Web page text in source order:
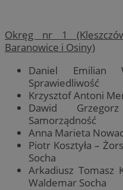
Okręg nr 1
Baranowice i Osiny)
Daniel Emilian
Sprawiedliwość
Krzysztof Antoni
Dawid
Samorządność
Anna Marieta
Piotr Kosztyła –
Socha
Arkadiusz Tomasz
Waldemar Socha